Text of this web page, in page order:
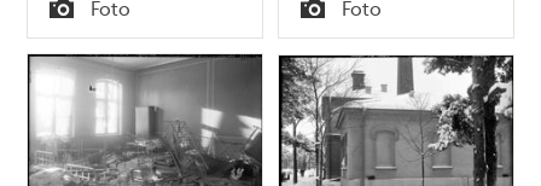
Typ
Foto
Typ
Foto